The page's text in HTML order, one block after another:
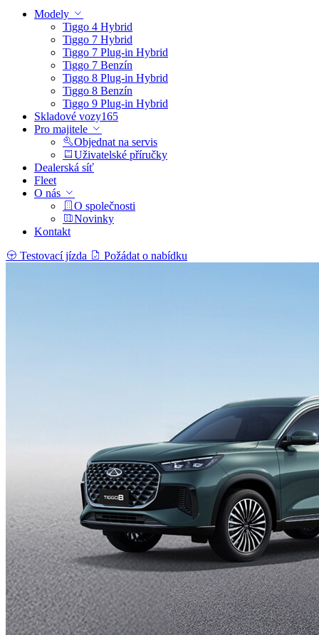
Modely
Tiggo 4 Hybrid
Tiggo 7 Hybrid
Tiggo 7 Plug-in Hybrid
Tiggo 7 Benzín
Tiggo 8 Plug-in Hybrid
Tiggo 8 Benzín
Tiggo 9 Plug-in Hybrid
Skladové vozy165
Pro majitele
Objednat na servis
Uživatelské příručky
Dealerská síť
Fleet
O nás
O společnosti
Novinky
Kontakt
Testovací jízda
Požádat o nabídku